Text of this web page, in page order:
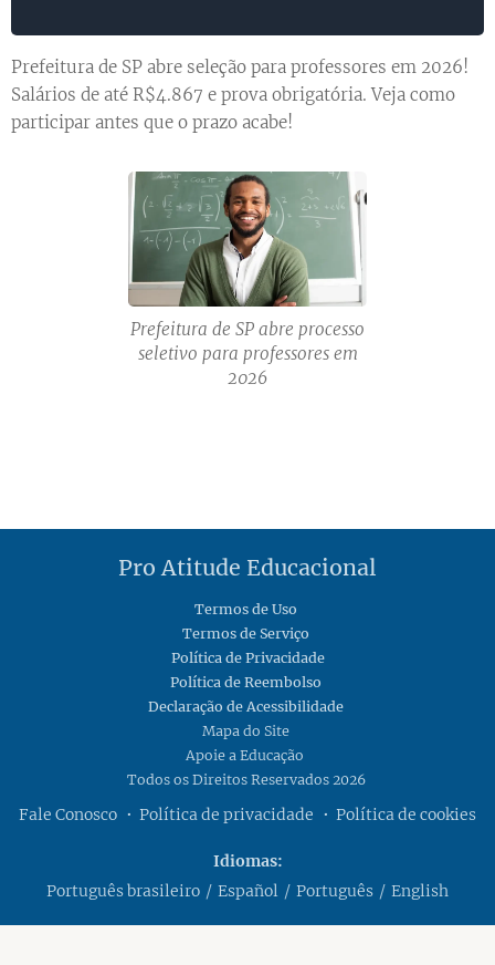
Prefeitura de SP abre seleção para professores em 2026!
Salários de até R$4.867 e prova obrigatória. Veja como
participar antes que o prazo acabe!
Prefeitura de SP abre processo
seletivo para professores em
2026
Pro Atitude Educacional
Termos de Uso
Termos de Serviço
Política de Privacidade
Política de Reembolso
Declaração de Acessibilidade
Mapa do Site
Apoie a Educação
Todos os Direitos Reservados 2026
Fale Conosco Política de privacidade Política de cookies
Idiomas
Português brasileiro
Español Português English